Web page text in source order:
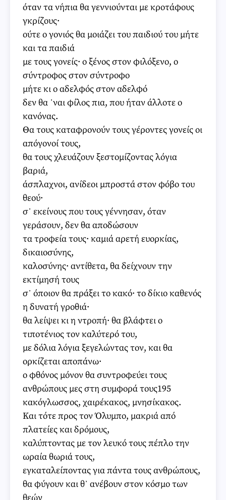
όταν τα νήπια θα γεννιούνται με κροτάφους
γκρίζους·
ούτε ο γονιός θα μοιάζει του παιδιού του μήτε
και τα παιδιά
με τους γονείς· ο ξένος στον φιλόξενο, ο
σύντροφος στον σύντροφο
μήτε κι ο αδελφός στον αδελφό
δεν θα ᾽ναι φίλος πια, που ήταν άλλοτε ο
κανόνας.
Θα τους καταφρονούν τους γέροντες γονείς οι
απόγονοί τους,
θα τους χλευάζουν ξεστομίζοντας λόγια
βαριά,
άσπλαχνοι, ανίδεοι μπροστά στον φόβο του
θεού·
σ᾽ εκείνους που τους γέννησαν, όταν
γεράσουν, δεν θα αποδώσουν
τα τροφεία τους· καμιά αρετή ευορκίας,
δικαιοσύνης,
καλοσύνης· αντίθετα, θα δείχνουν την
εκτίμησή τους
σ᾽ όποιον θα πράξει το κακό· το δίκιο καθενός
η δυνατή γροθιά·
θα λείψει κι η ντροπή· θα βλάφτει ο
τιποτένιος τον καλύτερό του,
με δόλια λόγια ξεγελώντας τον, και θα
ορκίζεται αποπάνω·
ο φθόνος μόνον θα συντροφεύει τους
ανθρώπους μες στη συμφορά τους195
κακόγλωσσος, χαιρέκακος, μνησίκακος.
Και τότε προς τον Όλυμπο, μακριά από
πλατείες και δρόμους,
καλύπτοντας με τον λευκό τους πέπλο την
ωραία θωριά τους,
εγκαταλείποντας για πάντα τους ανθρώπους,
θα φύγουν και θ᾽ ανέβουν στον κόσμο των
θεών